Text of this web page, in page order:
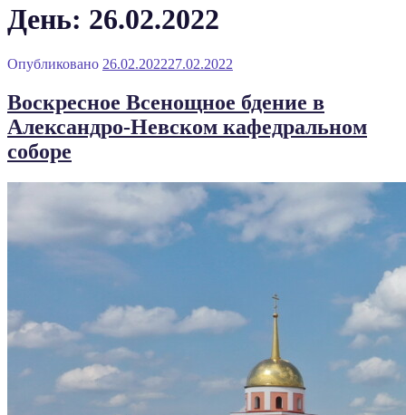
День: 26.02.2022
Опубликовано 26.02.202227.02.2022
Воскресное Всенощное бдение в
Александро-Невском кафедральном
соборе